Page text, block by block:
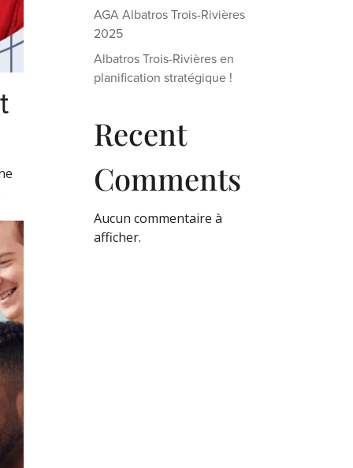
AGA Albatros Trois-Rivières
2025
Albatros Trois-Rivières en
planification stratégique !
Recent
Comments
Aucun commentaire à
afficher.